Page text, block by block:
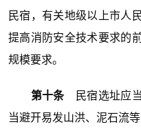
民宿，有关地级以上市人
提高消防安全技术要求的
规模要求。
第十条民宿选址应当
当避开易发山洪、泥石流